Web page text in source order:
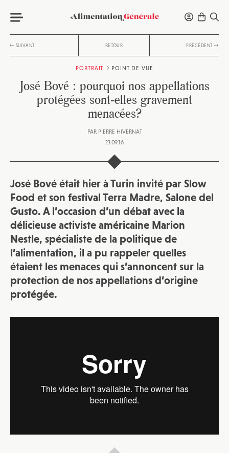
SUIVANT RETOUR PRÉCÉDENT
PORTRAIT POINT DE VUE
José Bové : pourquoi nos appellations
protégées sont-elles gravement
menacées?
PAR PIERRE HIVERNAT
23.09.16
José Bové était hier à Turin invité par Slow
Food et son festival Terra Madre, Salone del
Gusto. A l’occasion d’un débat avec la
délicieuse activiste américaine Marion
Nestle, spécialiste de la politique de
l’alimentation, il a pu rappeler quelles
étaient les menaces qui s’annoncent sur la
protection de nos appellations d’origine
protégée.